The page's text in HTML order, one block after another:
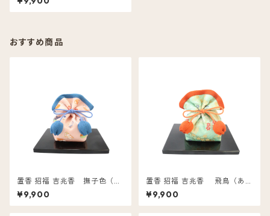
おすすめ商品
置香 招福 吉兆香 撫子色（な
でしこ）
¥9,900
置香 招福 吉兆香 飛鳥（あす
か）
¥9,900